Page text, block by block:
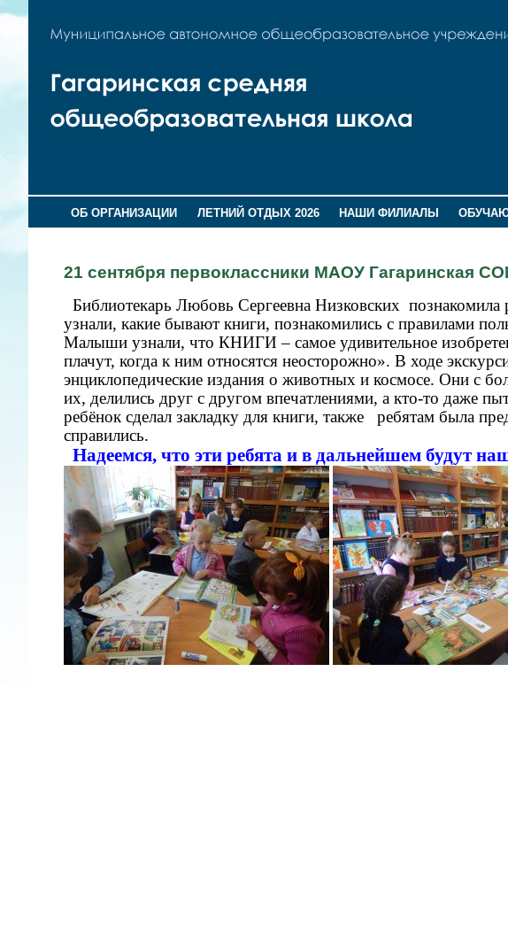
ОБ ОРГАНИЗАЦИИ ЛЕТНИЙ ОТДЫХ 2026 НАШИ ФИЛИАЛЫ
21 сентября первоклассники МАОУ Гагаринская
Библиотекарь Любовь Сергеевна Низковских
узнали, какие бывают книги, познакомились с правилами
Малыши узнали, что КНИГИ – самое удивительное
плачут, когда к ним относятся неосторожно». В ходе
энциклопедические издания о животных и космосе. Они с
их, делились друг с другом впечатлениями, а кто-то даже
ребёнок сделал закладку для книги, также ребятам была
справились.
Надеемся, что эти ребята и в дальнейшем будут